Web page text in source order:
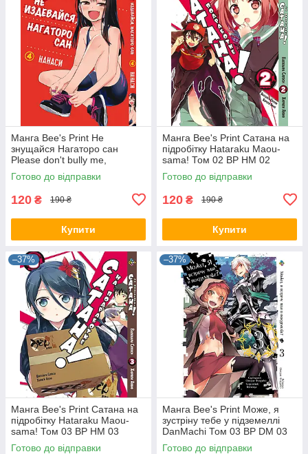
Манга Bee's Print Не
знущайся Нагаторо сан
Please don't bully me,
Nagatoro Том 04 BP PDB 04
Готово до відправки
120 ₴ 190 ₴
Купити
Манга Bee's Print Сатана на
підробітку Hataraku Maou-
sama! Том 02 ВР HM 02
Готово до відправки
120 ₴ 190 ₴
Купити
–37%
Манга Bee's Print Сатана на
підробітку Hataraku Maou-
sama! Том 03 ВР HM 03
Готово до відправки
–37%
Манга Bee's Print Може, я
зустріну тебе у підземеллі
DanMachi Том 03 BP DM 03
Готово до відправки